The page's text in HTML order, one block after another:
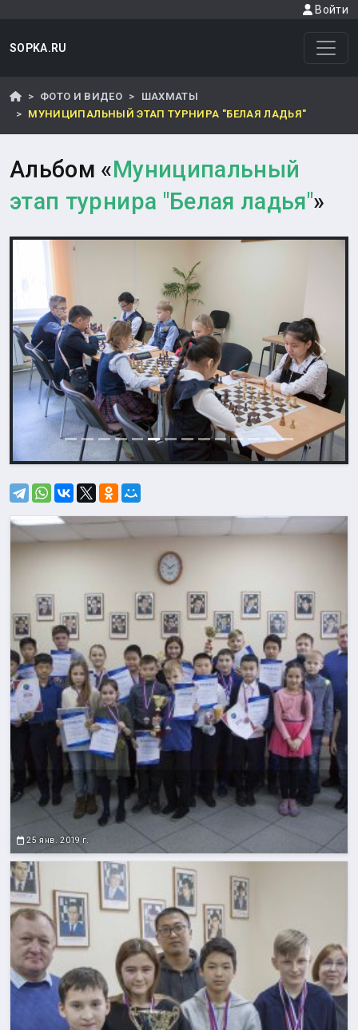
Войти
SOPKA.RU
ФОТО И ВИДЕО
ШАХМАТЫ
МУНИЦИПАЛЬНЫЙ ЭТАП ТУРНИРА "БЕЛАЯ ЛАДЬЯ"
Альбом «Муниципальный
этап турнира "Белая ладья"»
Назад
25 янв. 2019 г.